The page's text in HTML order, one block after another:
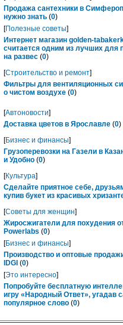
Продажа сантехники в
нужно знать (0)
[Полезные советы]
Интернет магазин golden-
считается одним из лучших для
на развес (0)
[Строительство и ремонт]
Фильтры для вентиляционных
о чистом воздухе (0)
[Автоновости]
Доставка цветов в Ярославле (0)
[Бизнес и финансы]
Грузоперевозки на Газели в
и Удобно (0)
[Культура]
Сделайте приятное себе,
купив букет из красивых
[Советы для женщин]
Жиросжигатели для похудения
Powerlabs (0)
[Бизнес и финансы]
Производство и оптовые
IDGI (0)
[Это интересно]
Попробуйте бесплатную
игру «Народный Ответ», угадав
популярное слово (0)